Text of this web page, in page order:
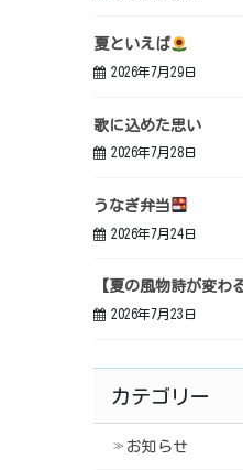
夏といえば
2026年7月29日
歌に込めた思い
2026年7月28日
うなぎ弁当
2026年7月24日
【夏の風物詩が変わ
2026年7月23日
カテゴリー
お知らせ